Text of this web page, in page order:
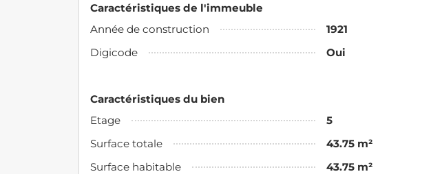
Caractéristiques de l'immeuble
Année de construction
1921
Digicode
Oui
Caractéristiques du bien
Etage
5
Surface totale
43.75 m²
Surface habitable
43.75 m²